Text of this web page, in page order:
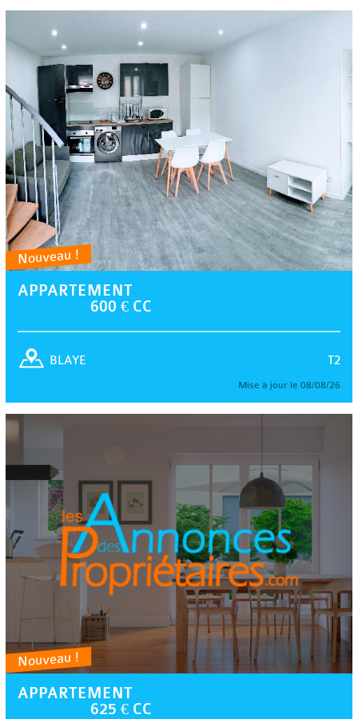
Nouveau !
APPARTEMENT
600 € CC
T2
BLAYE
Mise à jour le 08/08/26
Nouveau !
APPARTEMENT
625 € CC